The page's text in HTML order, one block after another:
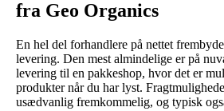
fra Geo Organics
En hel del forhandlere på nettet
levering. Den mest almindelige er på
levering til en pakkeshop, hvor det er
produkter når du har lyst.
usædvanlig fremkommelig, og typisk